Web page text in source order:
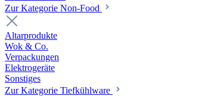
Zur Kategorie Non-Food
Altarprodukte
Wok & Co.
Verpackungen
Elektrogeräte
Sonstiges
Zur Kategorie Tiefkühlware